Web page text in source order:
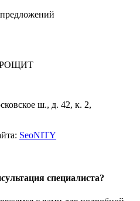
ш., д. 42, к. 2,
SeoNITY
специалиста?